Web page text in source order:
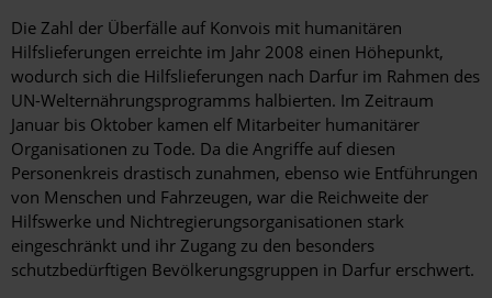
Die Zahl der Überfälle auf Konvois mit humanitären
Hilfslieferungen erreichte im Jahr 2008 einen Höhepunkt,
wodurch sich die Hilfslieferungen nach Darfur im Rahmen des
UN-Welternährungsprogramms halbierten. Im Zeitraum
Januar bis Oktober kamen elf Mitarbeiter humanitärer
Organisationen zu Tode. Da die Angriffe auf diesen
Personenkreis drastisch zunahmen, ebenso wie Entführungen
von Menschen und Fahrzeugen, war die Reichweite der
Hilfswerke und Nichtregierungsorganisationen stark
eingeschränkt und ihr Zugang zu den besonders
schutzbedürftigen Bevölkerungsgruppen in Darfur erschwert.